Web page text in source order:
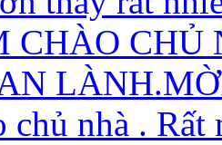
CHÀO CHỦ
chủ nhà .